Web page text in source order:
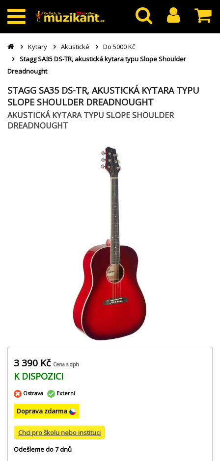
Kytary Akustické
Do 5000 Kč
Stagg SA35 DS-TR, akustická kytara typu Slope Shoulder
Dreadnought
STAGG SA35 DS-TR, AKUSTICKÁ KYTARA TYPU
SLOPE SHOULDER DREADNOUGHT
AKUSTICKÁ KYTARA TYPU SLOPE SHOULDER
DREADNOUGHT
3 390 Kč Cena s dph
K DISPOZICI
Ostrava Externí
Doprava zdarma
Chci pro školu nebo instituci
Odešleme do 7 dnů